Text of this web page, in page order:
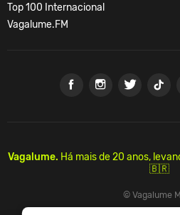
Top 100 Internacional
Vagalume.FM
Vagalume. Há mais de 20 anos,
🇧🇷
© Vagalume